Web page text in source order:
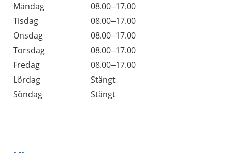
Dag
Öppettider
Kommentarer
Måndag
08.00–17.00
Tisdag
08.00–17.00
Onsdag
08.00–17.00
Torsdag
08.00–17.00
Fredag
08.00–17.00
Lördag
Stängt
Söndag
Stängt